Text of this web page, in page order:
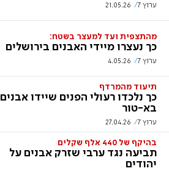
ערוץ 7 21.05.26
מהתצפית ועד למעצר בשטח:
כך נעצרו מיידי האבנים בירושלים
ערוץ 7 4.05.26
תיעוד מהמרדף
כך נלכדו רעולי הפנים שיידו אבנים
בא-טור
ערוץ 7 27.04.26
בהיקף של 440 אלף שקלים
תביעה נגד ערבי שזרק אבנים על
יהודים